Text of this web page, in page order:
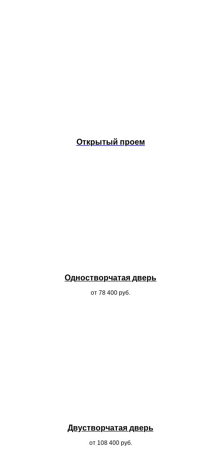
Открытый проем
Одностворчатая дверь
от 78 400 руб.
Двустворчатая дверь
от 108 400 руб.